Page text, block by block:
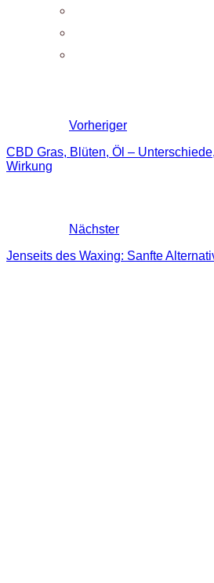
Vorheriger
CBD Gras, Blüten, Öl –
Wirkung
Nächster
Jenseits des Waxing: Sanfte